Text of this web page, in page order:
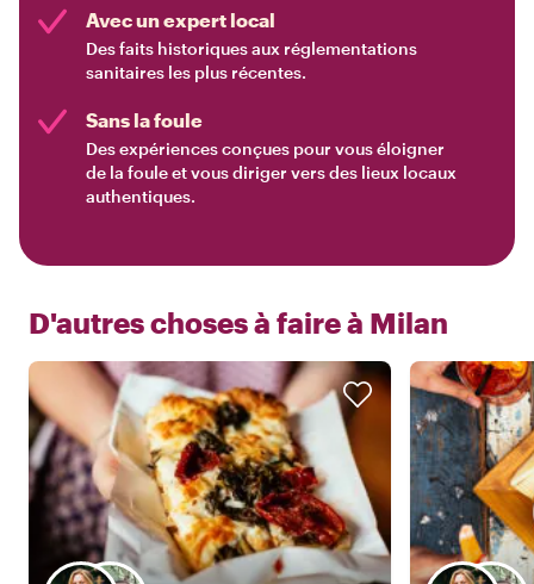
Avec un expert local
Des faits historiques aux réglementations
sanitaires les plus récentes.
Sans la foule
Des expériences conçues pour vous éloigner
de la foule et vous diriger vers des lieux locaux
authentiques.
D'autres choses à faire à Milan